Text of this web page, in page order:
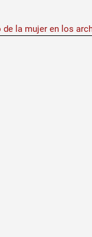
la mujer en los